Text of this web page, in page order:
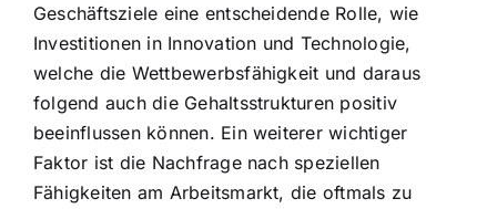
Geschäftsziele eine entscheidende Rolle, wie
Investitionen in Innovation und Technologie,
welche die Wettbewerbsfähigkeit und daraus
folgend auch die Gehaltsstrukturen positiv
beeinflussen können. Ein weiterer wichtiger
Faktor ist die Nachfrage nach speziellen
Fähigkeiten am Arbeitsmarkt, die oftmals zu